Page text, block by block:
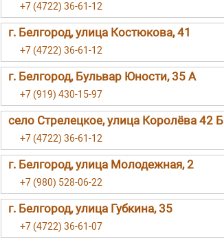
+7 (4722) 36-61-12
г. Белгород, улица Костюкова, 41
+7 (4722) 36-61-12
г. Белгород, Бульвар Юности, 35 А
+7 (919) 430-15-97
село Стрелецкое, улица Королёва 42 Б
+7 (4722) 36-61-12
г. Белгород, улица Молодежная, 2
+7 (980) 528-06-22
г. Белгород, улица Губкина, 35
+7 (4722) 36-61-07